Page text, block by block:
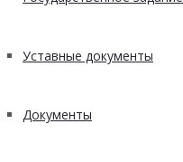
Уставные документы
Документы